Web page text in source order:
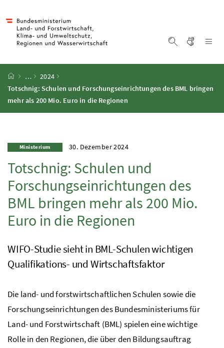
Startseite
…
2024
Totschnig: Schulen und Forschungseinrichtungen des BML bringen
mehr als 200 Mio. Euro in die Regionen
Ministerium 30. Dezember 2024
Totschnig: Schulen und
Forschungseinrichtungen des
BML bringen mehr als 200 Mio.
Euro in die Regionen
WIFO-Studie sieht in BML-Schulen wichtigen
Qualifikations- und Wirtschaftsfaktor
Die land- und forstwirtschaftlichen Schulen sowie die
Forschungseinrichtungen des Bundesministeriums für
Land- und Forstwirtschaft (BML) spielen eine wichtige
Rolle in den Regionen, die über den Bildungsauftrag